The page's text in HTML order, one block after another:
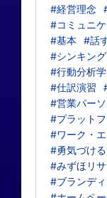
#経営理念
#コミュニ
#基本
#話
#シンキング
#行動分析学
#仕訳演習
#営業パー
#プラット
#ワーク・
#勇気づける
#みずほリ
#ブランデ